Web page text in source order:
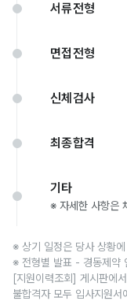
서류전형
면접전형
신체검사
최종합격
기타
※ 자세한 사항은
※ 상기 일정은 당사 상황
※ 전형별 발표 - 경동제약
[지원이력조회] 게시판에
불합격자 모두 입사지원